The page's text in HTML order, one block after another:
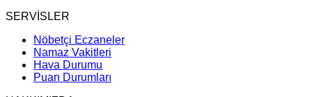
SERVİSLER
Nöbetçi Eczaneler
Namaz Vakitleri
Hava Durumu
Puan Durumları